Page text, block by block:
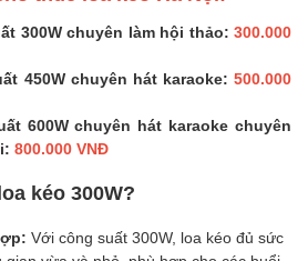
300W chuyên làm hội thảo: 300.000
450W chuyên hát karaoke: 500.000
600W chuyên hát karaoke chuyên
800.000 VNĐ
kéo 300W?
Với công suất 300W, loa kéo đủ sức